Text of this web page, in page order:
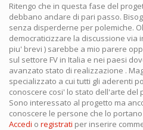
Ritengo che in questa fase del
debbano andare di pari passo.
senza disperderne per polemiche.
democraticizzare la discussione via
piu' brevi ) sarebbe a mio parere
sul settore FV in Italia e nei paesi
avanzato stato di realizzazione .
specializzato a cui tutti gli aderenti
conoscere cosi' lo stato dell'arte del
Sono interessato al progetto ma
conoscere le persone che lo
Accedi o registrati per inserire